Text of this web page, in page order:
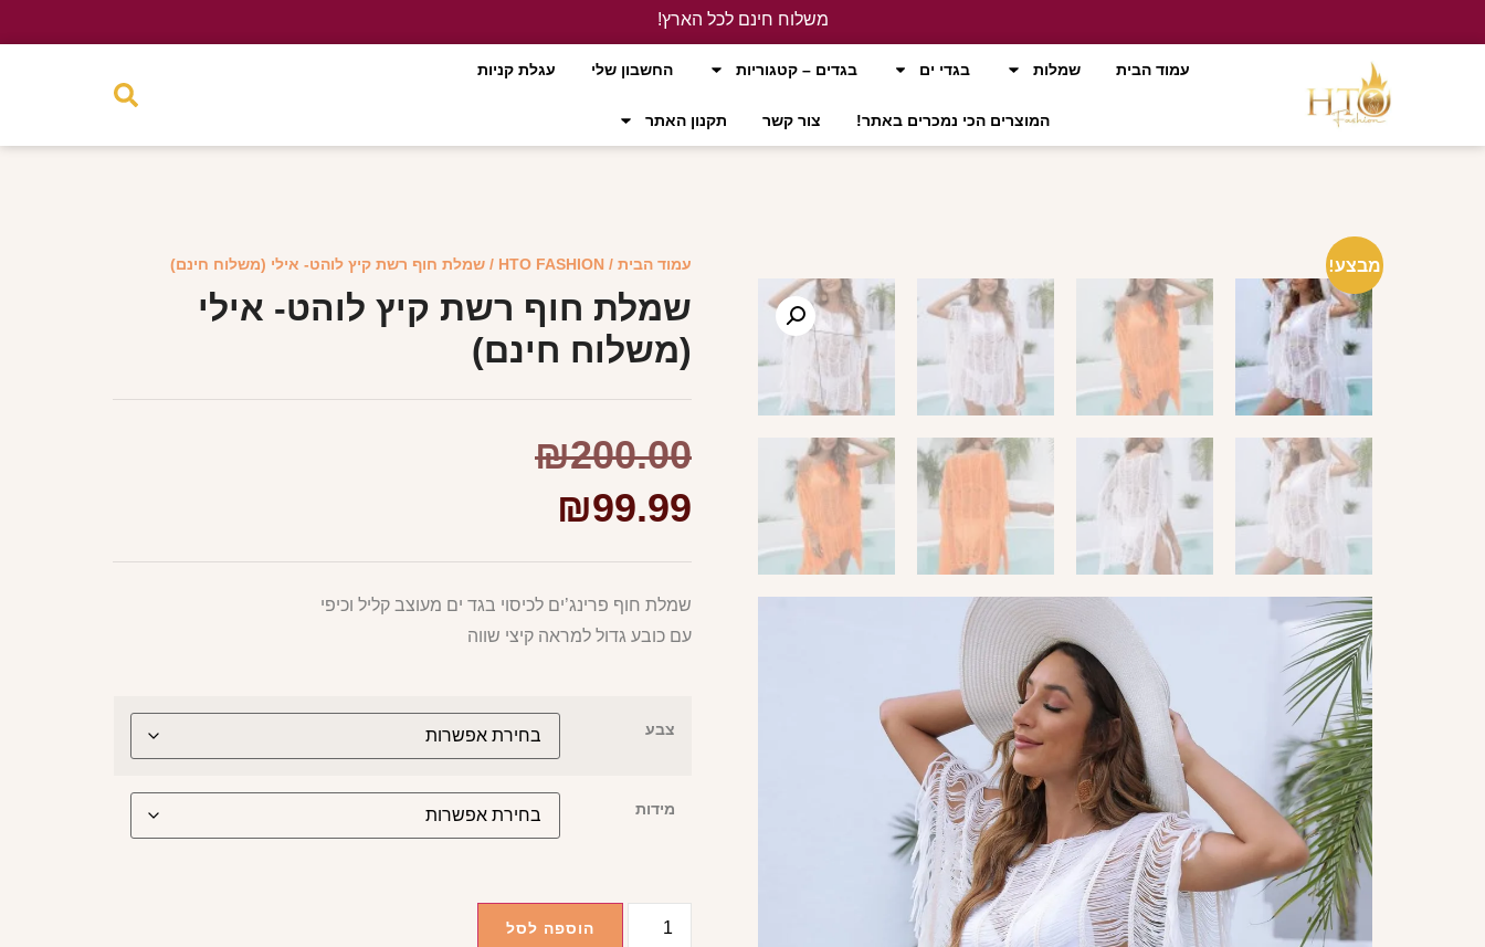
משלוח חינם לכל הארץ!
עמוד הבית
שמלות בגדי ים בגדים – קטגוריות החשבון שלי עגלת קניות
המוצרים הכי נמכרים באתר! צור קשר תקנון האתר
מבצע! עמוד הבית /
HTO FASHION / שמלת חוף רשת קיץ לוהט- אילי (משלוח חינם)
שמלת חוף רשת קיץ לוהט- אילי
(משלוח חינם)
₪200.00
₪99.99
שמלת חוף פרינג’ים לכיסוי בגד ים מעוצב קליל וכיפי
עם כובע גדול למראה קיצי שווה
צבע
מידות
הוספה לסל